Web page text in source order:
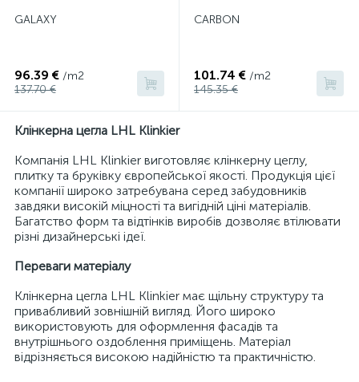
GALAXY
96.39 € /m2
137.70 €
CARBON
101.74 € /m2
145.35 €
Клінкерна цегла LHL Klinkier
Компанія LHL Klinkier виготовляє клінкерну цеглу,
плитку та бруківку європейської якості. Продукція цієї
компанії широко затребувана серед забудовників
завдяки високій міцності та вигідній ціні матеріалів.
Багатство форм та відтінків виробів дозволяє втілювати
різні дизайнерські ідеї.
Переваги матеріалу
Клінкерна цегла LHL Klinkier має щільну структуру та
привабливий зовнішній вигляд. Його широко
використовують для оформлення фасадів та
внутрішнього оздоблення приміщень. Матеріал
відрізняється високою надійністю та практичністю.